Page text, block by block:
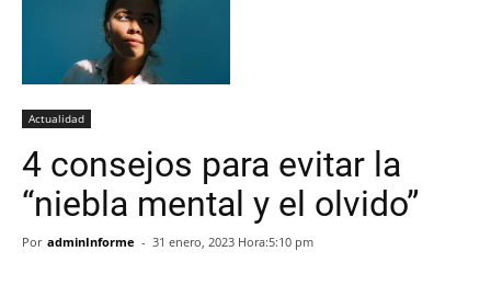
Actualidad
4 consejos para evitar la
“niebla mental y el olvido”
Por adminInforme - 31 enero, 2023 Hora:5:10 pm